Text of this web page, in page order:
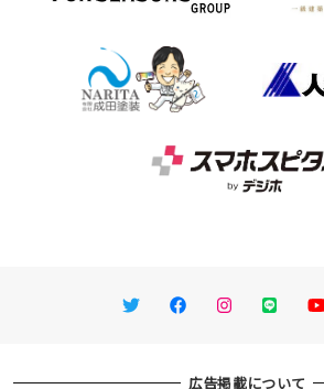
TwitterFacebookInstagram
LINE
広告掲載について